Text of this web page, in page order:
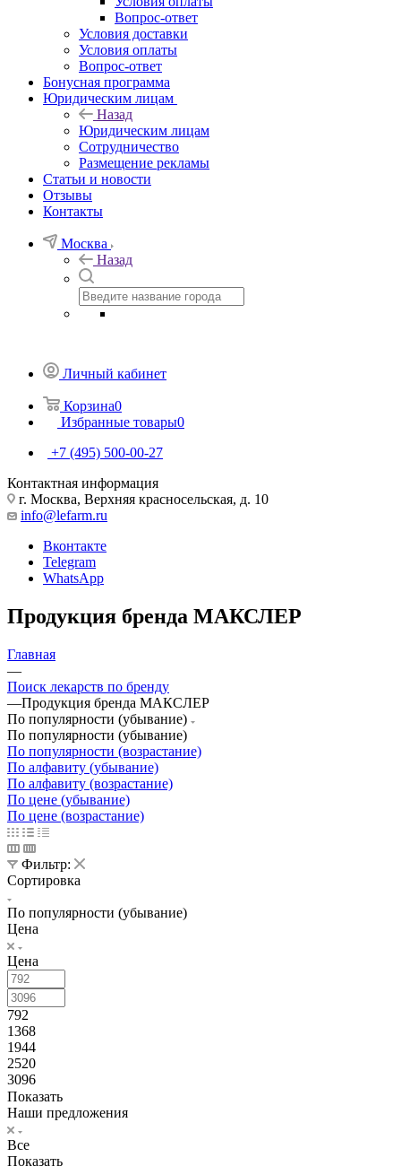
Вопрос-ответ
Условия доставки
Условия оплаты
Вопрос-ответ
Бонусная программа
Юридическим лицам
Назад
Юридическим лицам
Сотрудничество
Размещение рекламы
Статьи и новости
Отзывы
Контакты
Москва
Назад
Личный кабинет
Корзина0
Избранные товары0
+7 (495) 500-00-27
Контактная информация
г. Москва, Верхняя красносельская, д. 10
info@lefarm.ru
Вконтакте
Telegram
WhatsApp
Продукция бренда МАКСЛЕР
Главная
—
Поиск лекарств по бренду
—Продукция бренда МАКСЛЕР
По популярности (убывание)
По популярности (убывание)
По популярности (возрастание)
По алфавиту (убывание)
По алфавиту (возрастание)
По цене (убывание)
По цене (возрастание)
Фильтр:
Сортировка
По популярности (убывание)
Цена
Цена
792
1368
1944
2520
3096
Показать
Наши предложения
Все
Показать